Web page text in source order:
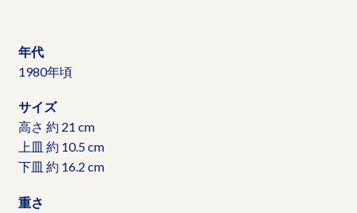
年代
1980年頃
サイズ
高さ 約 21 cm
上皿 約 10.5 cm
下皿 約 16.2 cm
重さ